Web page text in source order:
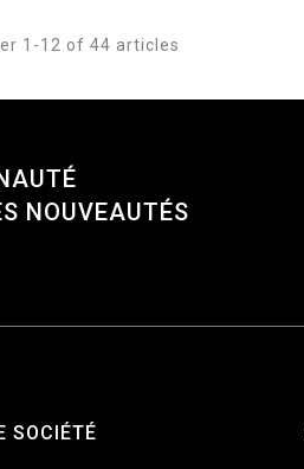
1-12 of 44 articles
NOUVEAUTÉS
SOCIÉTÉ